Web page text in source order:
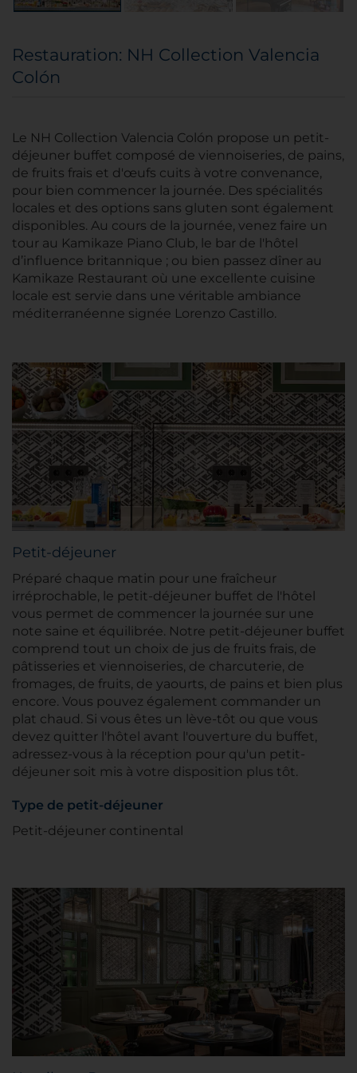
Restauration: NH Collection Valencia
Colón
Le NH Collection Valencia Colón propose un petit-
déjeuner buffet composé de viennoiseries, de pains,
de fruits frais et d'œufs cuits à votre convenance,
pour bien commencer la journée. Des spécialités
locales et des options sans gluten sont également
disponibles. Au cours de la journée, venez faire un
tour au Kamikaze Piano Club, le bar de l'hôtel
d’influence britannique ; ou bien passez dîner au
Kamikaze Restaurant où une excellente cuisine
locale est servie dans une véritable ambiance
méditerranéenne signée Lorenzo Castillo.
Petit-déjeuner
Préparé chaque matin pour une fraîcheur
irréprochable, le petit-déjeuner buffet de l'hôtel
vous permet de commencer la journée sur une
note saine et équilibrée. Notre petit-déjeuner buffet
comprend tout un choix de jus de fruits frais, de
pâtisseries et viennoiseries, de charcuterie, de
fromages, de fruits, de yaourts, de pains et bien plus
encore. Vous pouvez également commander un
plat chaud. Si vous êtes un lève-tôt ou que vous
devez quitter l'hôtel avant l'ouverture du buffet,
adressez-vous à la réception pour qu'un petit-
déjeuner soit mis à votre disposition plus tôt.
Type de petit-déjeuner
Petit-déjeuner continental